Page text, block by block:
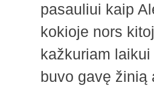
pasauliui kaip
kokioje nors
kažkuriam
buvo gavę žinią